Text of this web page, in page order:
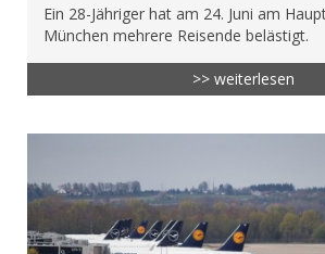
Ein 28-Jähriger hat am 24. Juni am
München mehrere Reisende belästigt.
>> weiterlesen